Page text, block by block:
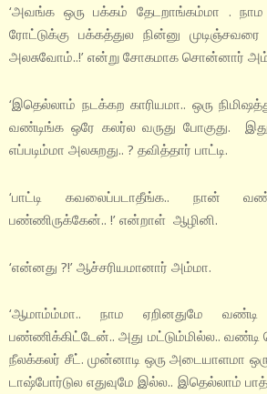
‘அவங்க ஒரு பக்கம் தேடறாங்கம்மா .
ரோட்டுக்கு பக்கத்துல நின்னு
அலசுவோம்..!’ என்று சோகமாக சொன்னார்
‘இதெல்லாம் நடக்கற காரியமா.. ஒரு
வண்டிங்க ஒரே கலர்ல வருது போகுது.
எப்படிம்மா அலசுறது.. ? தவித்தார் பாட்டி.
‘பாட்டி கவலைப்படாதீங்க.. நான்
பண்ணிருக்கேன்.. !’ என்றாள் ஆழினி.
‘என்னது ?!’ ஆச்சரியமானார் அம்மா.
‘ஆமாம்ம்மா.. நாம ஏறினதுமே
பண்ணிக்கிட்டேன்.. அது மட்டும்மில்ல..
நீலக்கலர் சீட். முன்னாடி ஒரு அடையாளமா
டாஷ்போர்டுல எதுவுமே இல்ல.. இதெல்லாம்